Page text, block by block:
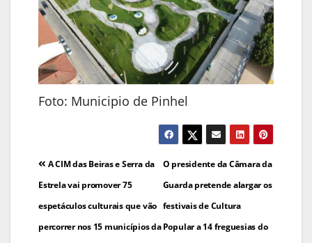
Foto: Municipio de Pinhel
Navegação
de
artigos
O presidente da Câmara da
Guarda pretende alargar os
festivais de Cultura
Popular a 14 freguesias do
A CIM das Beiras e Serra da
Estrela vai promover 75
espetáculos culturais que vão
percorrer nos 15 municípios da